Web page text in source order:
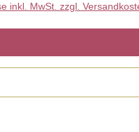
inkl. MwSt. zzgl.